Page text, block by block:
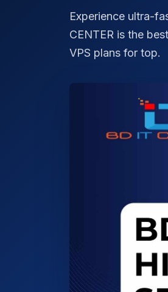
Experience ultra-
CENTER is the
VPS plans for top.